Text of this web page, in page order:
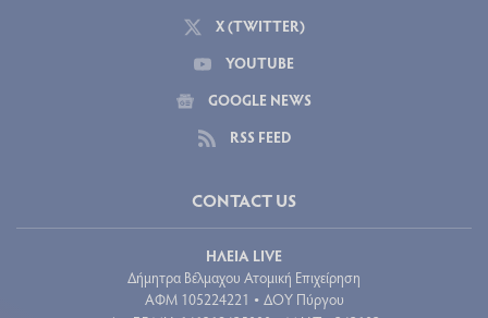
X (TWITTER)
YOUTUBE
GOOGLE NEWS
RSS FEED
CONTACT US
ΗΛΕΙΑ LIVE
Δήμητρα Βέλμαχου Ατομική Επιχείρηση
ΑΦΜ 105224221 • ΔΟΥ Πύργου